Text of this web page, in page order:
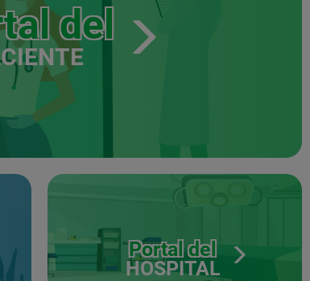
del
Portal del
HOSPITAL